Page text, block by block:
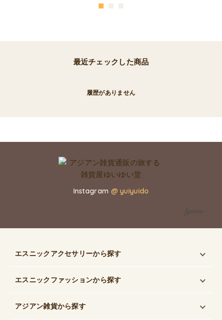
最近チェックした商品
履歴がありません
Instagram @ yuiyuido
エスニックアクセサリーから探す
エスニックファッションから探す
アジアン雑貨から探す